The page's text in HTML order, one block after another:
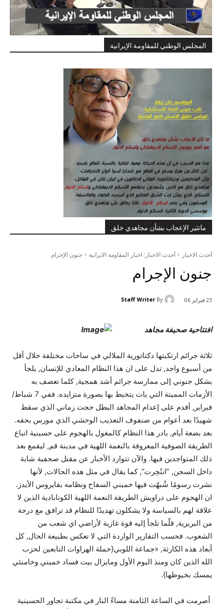
المجلس الوطني للمقاومة الإيرانية
ماتثير الإعجاب بشأن مجاهدي خلق
أحدث الاخبار أحدث الاخبار: اخبار المقاومة الايرانية جنون الإجرام
جنون الإجرام
23 فبراير 06 By
Staff Writer
افتتاحية صحيفة مجاهد
ثلاثة جرائم ارتكبتها دكتاتورية الملالي في ساحات مختلفة خلال أقل
من أسبوع واحد, تدل على ان هذا النظام المعادي للإنسان, يلجأ
بشكل جنوني إلى ممارسة جرائم أشد همجية, كلما تعصف به
الأزمات المميتة التي بات يتخبط بها بصورة متزايده. ففي 7 شباط/
فبراير, أقدم على إعدام المجاهد البطل حجت زماني الذي سقط
شهيدًا بعد أعوام من صنفوف التعذيب الوحشي الذي مورس بحقه.
بعد بضعة أيام, بادر هذا النظام كالمغول بالهجوم على حسينية اتباع
الطريقة الصوفية المعروفة بالنعمة اللهية في مدينة قم, ليقمع بعد
ذلك المتواجدين فيها. والآن تتوارد الأخبار عن مقتل صحفية شابة
داخل السجن, ”انتُحِرت”, كما يقال في مثل هذه الحالات, لأنها
نشرت رسومًا شُبهّت فيها خميني السفاح ونظامه بفايروس الأيدز.
ان الهجوم على دراويش الطريقة النعمة اللهية الكونابادية الذين لا
علاقة لهم بالسياسة ولا يشكلون تهديدًا للنظام قد ترافق مع درجة
من البربرية, قلّما تلجأ إليه قوة غازية لأراضي اي شعب من
الشعوب. فحسب التقارير الواردة التي لا تعكس بطبيعة الحال, كل
أبعاد هذه الكارثة, «جماعة اللوبي{حملة الهراوات التابعين لحزب
الله الذين كان ومنذ اليوم الأول ومايزال بيت فساد خميني وخامنئي
يمسك بخيوطها}.
أصرمت في الساعة الثامنة مساءً النار في مكتبة تجاور الحسينية